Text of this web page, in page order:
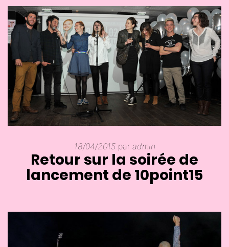
Retour sur la soirée de
lancement de 10point15
18/04/2015 par admin